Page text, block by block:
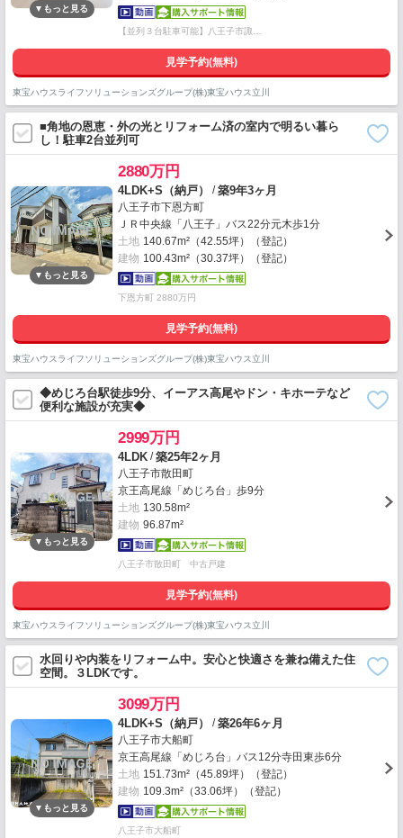
【並列３台駐車可能】八王子市諏…
見学予約(無料)
東宝ハウスライフソリューションズグループ(株)東宝ハウス立川
■角地の恩恵・外の光とリフォーム済の室内で明るい暮ら
し！駐車2台並列可
2880万円
4LDK+S（納戸） /築9年3ヶ月
八王子市下恩方町
ＪＲ中央線「八王子」バス22分元木歩1分
土地 140.67m²（42.55坪）（登記）
建物 100.43m²（30.37坪）（登記）
下恩方町 2880万円
見学予約(無料)
東宝ハウスライフソリューションズグループ(株)東宝ハウス立川
◆めじろ台駅徒歩9分、イーアス高尾やドン・キホーテなど
便利な施設が充実◆
2999万円
4LDK /築25年2ヶ月
八王子市散田町
京王高尾線「めじろ台」歩9分
土地 130.58m²
建物 96.87m²
八王子市散田町 中古戸建
見学予約(無料)
東宝ハウスライフソリューションズグループ(株)東宝ハウス立川
水回りや内装をリフォーム中。安心と快適さを兼ね備えた住
空間。３LDKです。
3099万円
4LDK+S（納戸） /築26年6ヶ月
八王子市大船町
京王高尾線「めじろ台」バス12分寺田東歩6分
土地 151.73m²（45.89坪）（登記）
建物 109.3m²（33.06坪）（登記）
八王子市大船町